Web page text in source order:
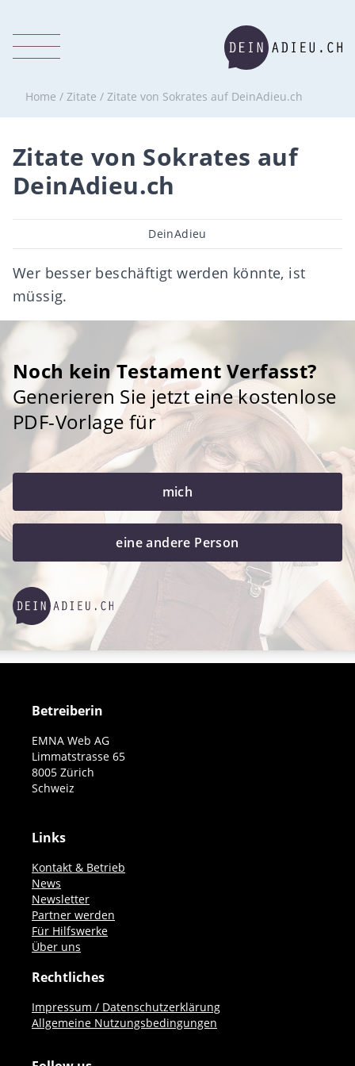
Home / Zitate / Zitate von Sokrates auf DeinAdieu.ch
Zitate von Sokrates auf
DeinAdieu.ch
Beitragsautor
DeinAdieu
Wer besser beschäftigt werden könnte, ist
müssig.
Noch kein Testament Verfasst?
Generieren Sie jetzt eine kostenlose
PDF-Vorlage für
mich
eine andere Person
Betreiberin
EMNA Web AG
Limmatstrasse 65
8005 Zürich
Schweiz
Links
Kontakt & Betrieb
News
Newsletter
Partner werden
Für Hilfswerke
Über uns
Rechtliches
Impressum / Datenschutzerklärung
Allgemeine Nutzungsbedingungen